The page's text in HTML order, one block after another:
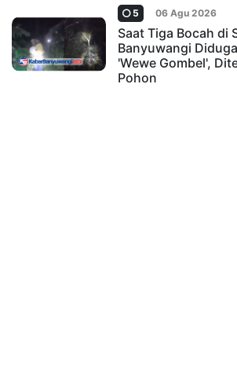
5 06 Agu 2026
Saat Tiga Bocah di
Banyuwangi
'Wewe Gombel',
Pohon